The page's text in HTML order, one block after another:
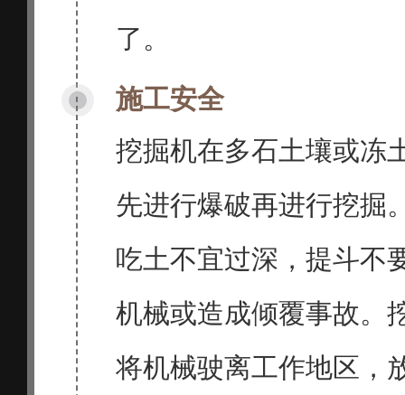
了。
施工安全
挖掘机在多石土壤或冻
先进行爆破再进行挖掘
吃土不宜过深，提斗不
机械或造成倾覆事故。
将机械驶离工作地区，